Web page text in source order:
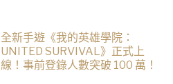
全新手遊《我的英雄學院：
UNITED SURVIVAL》正式上
線！事前登錄人數突破 100 萬！